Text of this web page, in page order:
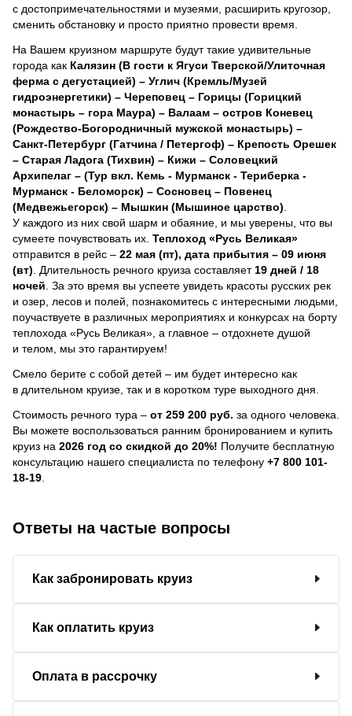
с достопримечательностями и музеями, расширить кругозор,
сменить обстановку и просто приятно провести время.
На Вашем круизном маршруте будут такие удивительные
города как Калязин (В гости к Ягуси Тверской/Улиточная
ферма с дегустацией) – Углич (Кремль/Музей
гидроэнергетики) – Череповец – Горицы (Горицкий
монастырь – гора Маура) – Валаам – остров Коневец
(Рождество-Богородничный мужской монастырь) –
Санкт-Петербург (Гатчина / Петергоф) – Крепость Орешек
– Старая Ладога (Тихвин) – Кижи – Соловецкий
Архипелаг – (Тур вкл. Кемь - Мурманск - Териберка -
Мурманск - Беломорск) – Сосновец – Повенец
(Медвежьегорск) – Мышкин (Мышиное царство)
У каждого из них свой шарм и обаяние, и мы уверены, что вы
сумеете почувствовать их. Теплоход «Русь Великая»
отправится в рейс – 22 мая (пт), дата прибытия – 09 июня
(вт) . Длительность речного круиза составляет 19 дней / 18
ночей За это время вы успеете увидеть красоты русских рек
и озер, лесов и полей, познакомитесь с интересными людьми,
поучаствуете в различных мероприятиях и конкурсах на борту
теплохода «Русь Великая», а главное – отдохнете душой
и телом, мы это гарантируем!
Смело берите с собой детей – им будет интересно как
в длительном круизе, так и в коротком туре выходного дня.
Стоимость речного тура – от 259 200 руб. за одного человека.
Вы можете воспользоваться ранним бронированием и купить
круиз на 2026 год со скидкой до 20%! Получите бесплатную
консультацию нашего специалиста по телефону +7 800 101-
18-19
Ответы на частые вопросы
Как забронировать круиз
Как оплатить круиз
Оплата в рассрочку